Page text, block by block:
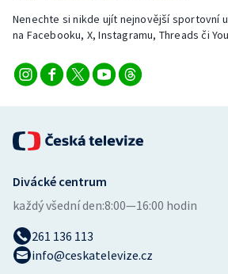
Nenechte si nikde ujít nejnovější sportovní
na Facebooku, X, Instagramu, Threads či
Divácké centrum
každý všední den:8:00—16:00 hodin
261 136 113
info@ceskatelevize.cz